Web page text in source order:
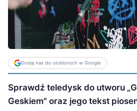
Dodaj nas do ulubionych w Google
Sprawdź teledysk do utworu
Geskiem" oraz jego tekst